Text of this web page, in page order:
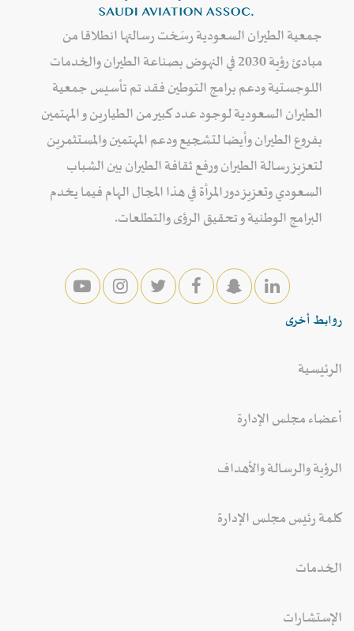
جمعية الطيران السعودية رسَخت رسالتها انطلاقا من
مبادئ رؤية 2030 في النهوض بصناعة الطيران والخدمات
اللوجستية ودعم برامج التوطين فقد تم تأسيس جمعية
الطيران السعودية لوجود عدد كبير من الطيارين و المهتمين
بفروع الطيران وأيضا لتشجيع ودعم المهتمين والمستثمرين
لتعزيز رسالة الطيران ورفع ثقافة الطيران بين الشباب
السعودي وتعزيز دور المرأة في هذا المجال الهام فيما يخدم
البرامج الوطنية و تحقيق الرؤى والتطلعات.
روابط أخرى
الرئيسية
أعضاء مجلس الإدارة
الرؤية والرسالة والأهداف
كلمة رئيس مجلس الإدارة
الخدمات
الإستشارات